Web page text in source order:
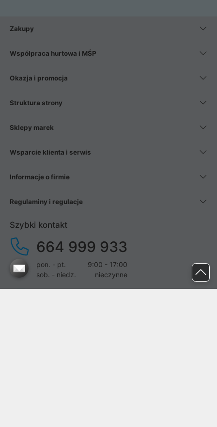
Zakupy
Współpraca hurtowa i MŚP
Okazja i promocja
Struktura strony
Sklepy marek
Wsparcie klienta i serwis
Informacje o firmie
Regulaminy i regulacje
Szybki kontakt
664 999 933
pon. - pt.
9:00 - 17:00
sob. - niedz.
nieczynne